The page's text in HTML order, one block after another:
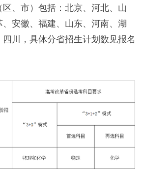
、市）包括：北京、河北、山
安徽、福建、山东、河南、湖
川，具体分省招生计划数见报名